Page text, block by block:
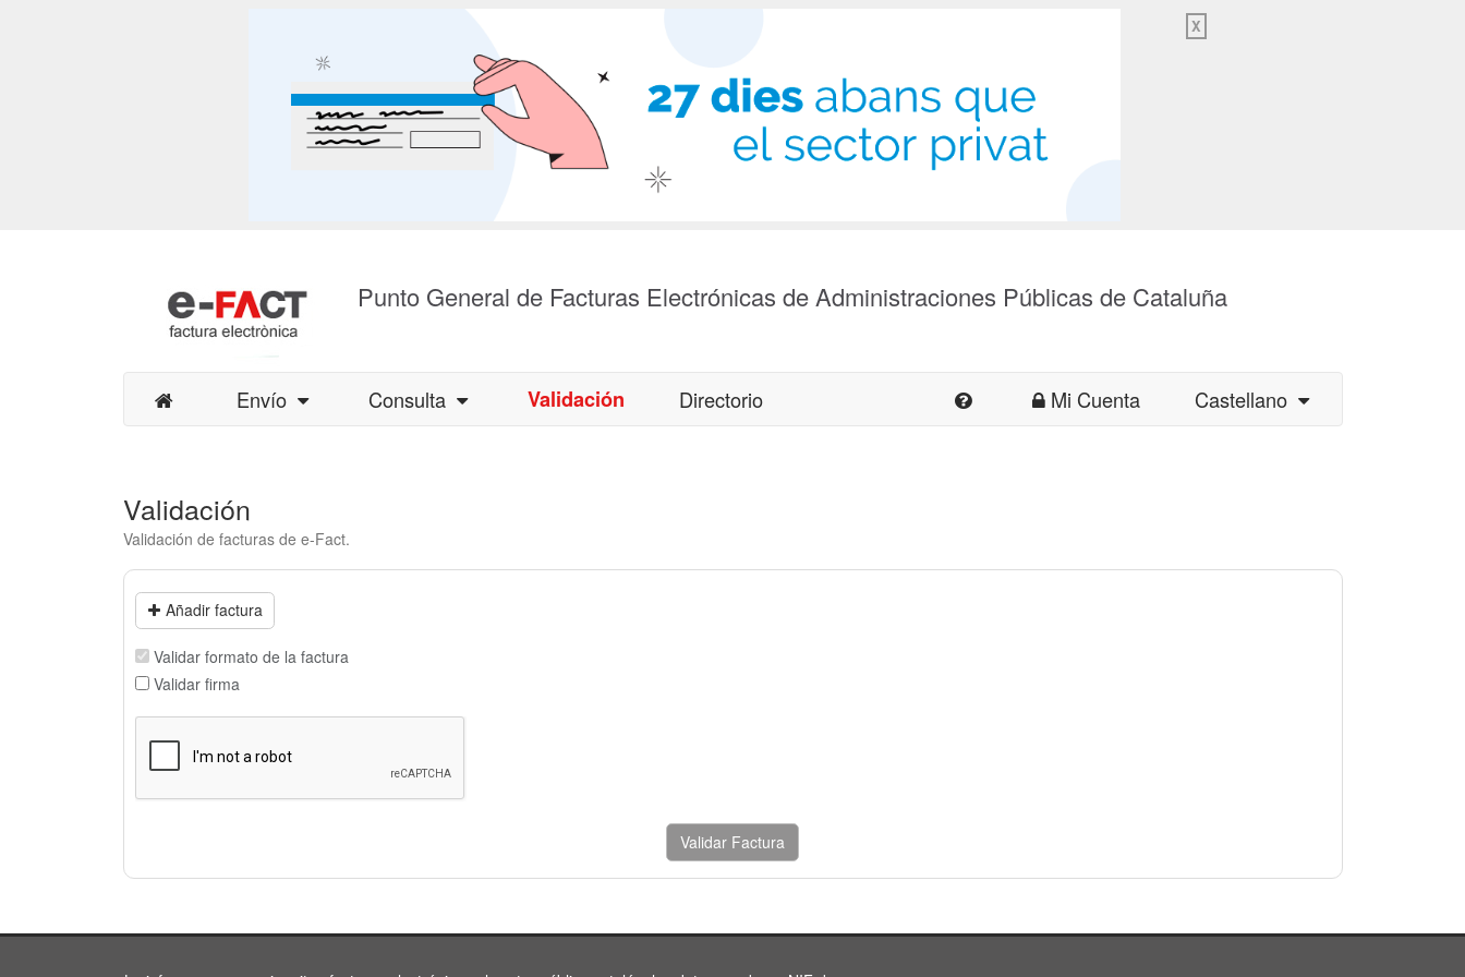
X
Punto General de Facturas Electrónicas de Administraciones Públicas de Cataluña
Envío Consulta Validación Directorio Mi Cuenta Castellano
Validación
Validación de facturas de e-Fact.
Añadir factura
Validar formato de la factura
Validar firma
Validar Factura